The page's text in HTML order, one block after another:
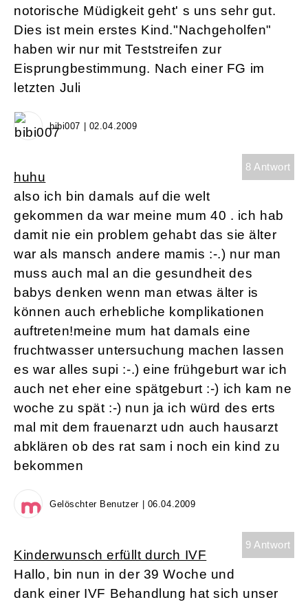
notorische Müdigkeit geht' s uns sehr gut.
Dies ist mein erstes Kind."Nachgeholfen"
haben wir nur mit Teststreifen zur
Eisprungbestimmung. Nach einer FG im
letzten Juli
bibi007 | 02.04.2009
8 Antwort
huhu
also ich bin damals auf die welt
gekommen da war meine mum 40 . ich hab
damit nie ein problem gehabt das sie älter
war als mansch andere mamis :-.) nur man
muss auch mal an die gesundheit des
babys denken wenn man etwas älter is
können auch erhebliche komplikationen
auftreten!meine mum hat damals eine
fruchtwasser untersuchung machen lassen
es war alles supi :-.) eine frühgeburt war ich
auch net eher eine spätgeburt :-) ich kam ne
woche zu spät :-) nun ja ich würd des erts
mal mit dem frauenarzt udn auch hausarzt
abklären ob des rat sam i noch ein kind zu
bekommen
Gelöschter Benutzer | 06.04.2009
9 Antwort
Kinderwunsch erfüllt durch IVF
Hallo, bin nun in der 39 Woche und
dank einer IVF Behandlung hat sich unser